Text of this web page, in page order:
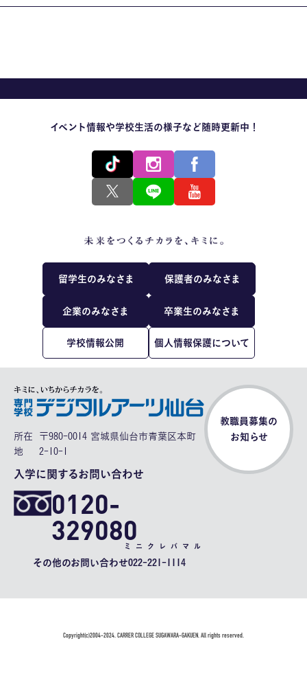
イベント情報や学校生活の様子など随時更新中！
留学生のみなさま 保護者のみなさま
企業のみなさま 卒業生のみなさま
学校情報公開 個人情報保護について
所在
地
〒980-0014 宮城県仙台市青葉区本町
2-10-1
入学に関するお問い合わせ
0120-
329080
ミニクレバマル
その他のお問い合わせ022-221-1114
教職員募集の
お知らせ
Copyright(c)2004-2024. CARRER COLLEGE SUGAWARA-GAKUEN. All rights reserved.